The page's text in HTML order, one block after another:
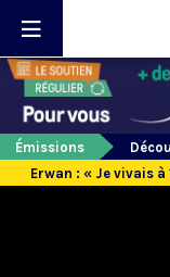
Émissions
Erwan : « Je vivais à